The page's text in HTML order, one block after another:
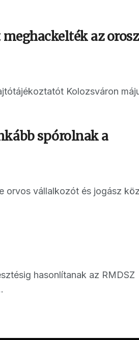
az orosz
Kolozsváron
spórolnak a
orvos vállalkozót és jogász
hasonlítanak az RMDSZ